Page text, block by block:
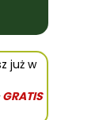
już w
GRATIS